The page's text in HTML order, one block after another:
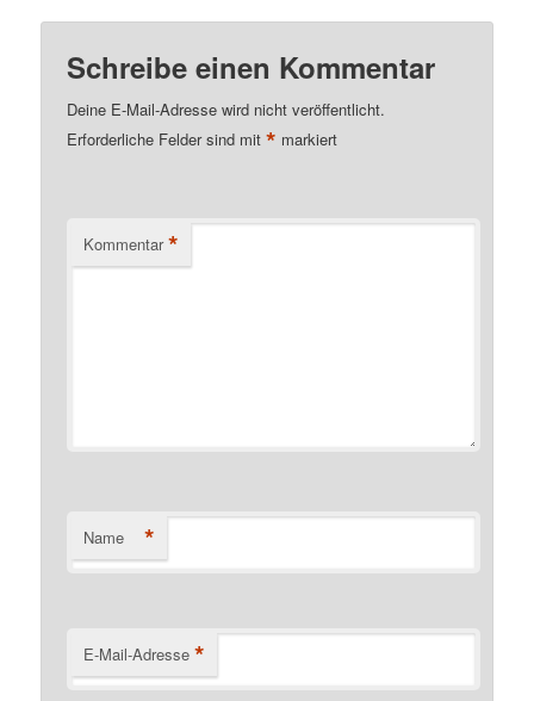
Schreibe einen Kommentar
Deine E-Mail-Adresse wird nicht veröffentlicht.
Erforderliche Felder sind mit* markiert
Kommentar *
Name *
E-Mail-Adresse *